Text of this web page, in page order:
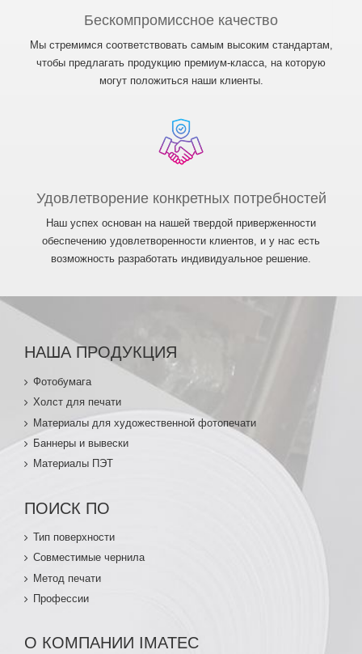
Бескомпромиссное качество
Мы стремимся соответствовать самым высоким стандартам,
чтобы предлагать продукцию премиум-класса, на которую
могут положиться наши клиенты.
Удовлетворение конкретных потребностей
Наш успех основан на нашей твердой приверженности
обеспечению удовлетворенности клиентов, и у нас есть
возможность разработать индивидуальное решение.
НАША ПРОДУКЦИЯ
Фотобумага
Холст для печати
Материалы для художественной фотопечати
Баннеры и вывески
Материалы ПЭТ
ПОИСК ПО
Тип поверхности
Совместимые чернила
Метод печати
Профессии
О КОМПАНИИ IMATEC